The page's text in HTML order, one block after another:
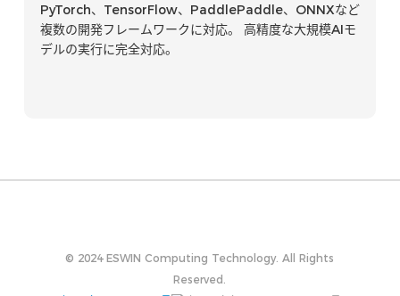
PyTorch、TensorFlow、PaddlePaddle、ONNXなど
複数の開発フレームワークに対応。 高精度な大規模AIモ
デルの実行に完全対応。
© 2024 ESWIN Computing Technology. All Rights
Reserved.